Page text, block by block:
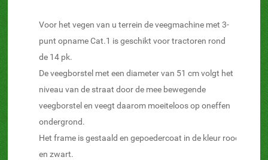
Voor het vegen van u terrein de veegmachine met 3-
punt opname Cat.1 is geschikt voor tractoren rond
de 14 pk.
De veegborstel met een diameter van 51 cm volgt het
niveau van de straat door de mee bewegende
veegborstel en veegt daarom moeiteloos op oneffen
ondergrond.
Het frame is gestaald en gepoedercoat in de kleur rood
en zwart.